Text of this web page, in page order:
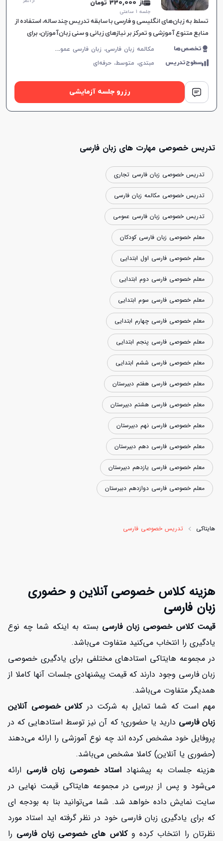
از 330,000 تومان
جلسه ۱ ساعتی
تسلط به زبان‌های انگلیسی و فارسی با سابقه تدریس چند ساله، استفاده از
منابع متنوع آموزشی و تمرکز بر نیازهای زبانی و سنی زبان‌آموزان، برای
تسهیل یادگیری موثر طراحی شده است.
تخصص‌ها م
کالمه زبان فارسی، زبان فارسی عمومی، زبان فارسی کودکان، فارسی اول ابتدایی، فارسی دوم ابتدایی، فارسی سوم ابتدایی، فارسی چهارم ابتدایی، فارسی پنجم ابتدایی، فارسی ششم ابتدایی
سطوح‌تدریس مبتدی، متوسط،حرفه‌ای
رزرو جلسه آزمایشی
تدریس خصوصی مهارت های زبان فارسی
تدریس خصوصی زبان فارسی تجاری
تدریس خصوصی مکالمه زبان فارسی
تدریس خصوصی زبان فارسی عمومی
معلم خصوصی زبان فارسی کودکان
معلم خصوصی فارسی اول ابتدایی
معلم خصوصی فارسی دوم ابتدایی
معلم خصوصی فارسی سوم ابتدایی
معلم خصوصی فارسی چهارم ابتدایی
معلم خصوصی فارسی پنجم ابتدایی
معلم خصوصی فارسی ششم ابتدایی
معلم خصوصی فارسی هفتم دبیرستان
معلم خصوصی فارسی هشتم دبیرستان
معلم خصوصی فارسی نهم دبیرستان
معلم خصوصی فارسی دهم دبیرستان
معلم خصوصی فارسی یازدهم دبیرستان
معلم خصوصی فارسی دوازدهم دبیرستان
هایتاکی تدریس خصوصی فارسی
هزینه کلاس خصوصی آنلاین و حضوری
زبان فارسی
قیمت کلاس خصوصی زبان فارسی بسته به اینکه شما چه نوع
یادگیری را انتخاب می‌کنید متفاوت می‌باشد.
در مجموعه هایتاکی استادهای مختلفی برای یادگیری خصوصی
زبان فارسی وجود دارند که قیمت پیشنهادی جلسات آنها کاملا از
همدیگر متفاوت می‌باشد.
مهم است که شما تمایل به شرکت درکلاس خصوصی آنلاین
زبان فارسی دارید یا حضوری؛ که آن نیز توسط استادهایی که در
پروفایل خود مشخص کرده اند چه نوع آموزشی را ارائه می‌دهند
(حضوری یا آنلاین) کاملا مشخص می‌باشد.
هزینه جلسات به پیشنهاد استاد خصوصی زبان فارسی ارائه
می‌شود و پس از بررسی در مجموعه هایتاکی قیمت نهایی در
سایت نمایش داده خواهد شد. شما می‌توانید بنا به بودجه ای
که برای یادگیری زبان فارسی خود در نظر گرفته اید استاد مورد
نظرتان را انتخاب کرده وکلاس های خصوصی زبان فارسی را